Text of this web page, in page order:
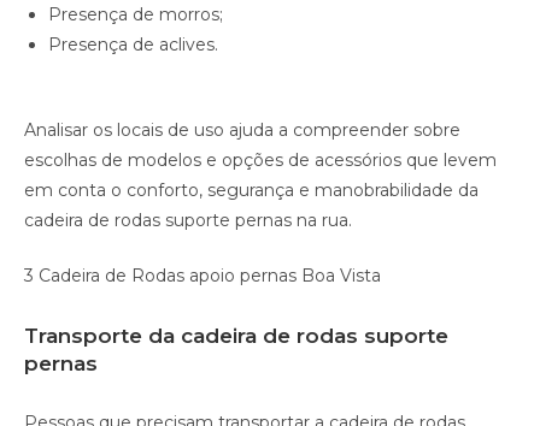
Presença de morros;
Presença de aclives.
Analisar os locais de uso ajuda a compreender sobre
escolhas de modelos e opções de acessórios que levem
em conta o conforto, segurança e manobrabilidade da
cadeira de rodas suporte pernas na rua.
3 Cadeira de Rodas apoio pernas Boa Vista
Transporte da cadeira de rodas suporte
pernas